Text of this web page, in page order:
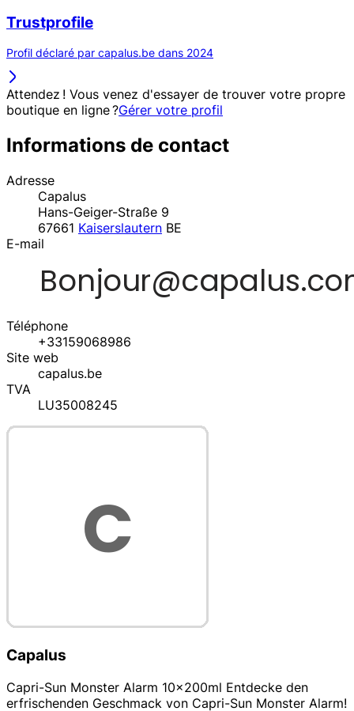
Trustprofile
Profil déclaré par capalus.be dans 2024
Attendez ! Vous venez d'essayer de trouver votre propre
boutique en ligne ?Gérer votre profil
Informations de contact
Adresse
Capalus
Hans-Geiger-Straße 9
67661 Kaiserslautern BE
E-mail
Téléphone
+33159068986
Site web
capalus.be
TVA
LU35008245
Capalus
Capri-Sun Monster Alarm 10x200ml Entdecke den
erfrischenden Geschmack von Capri-Sun Monster Alarm!